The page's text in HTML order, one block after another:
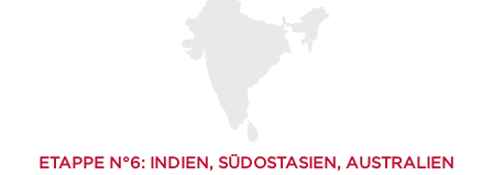
ETAPPE N°6: INDIEN, SÜDOSTASIEN, AUSTRALIEN